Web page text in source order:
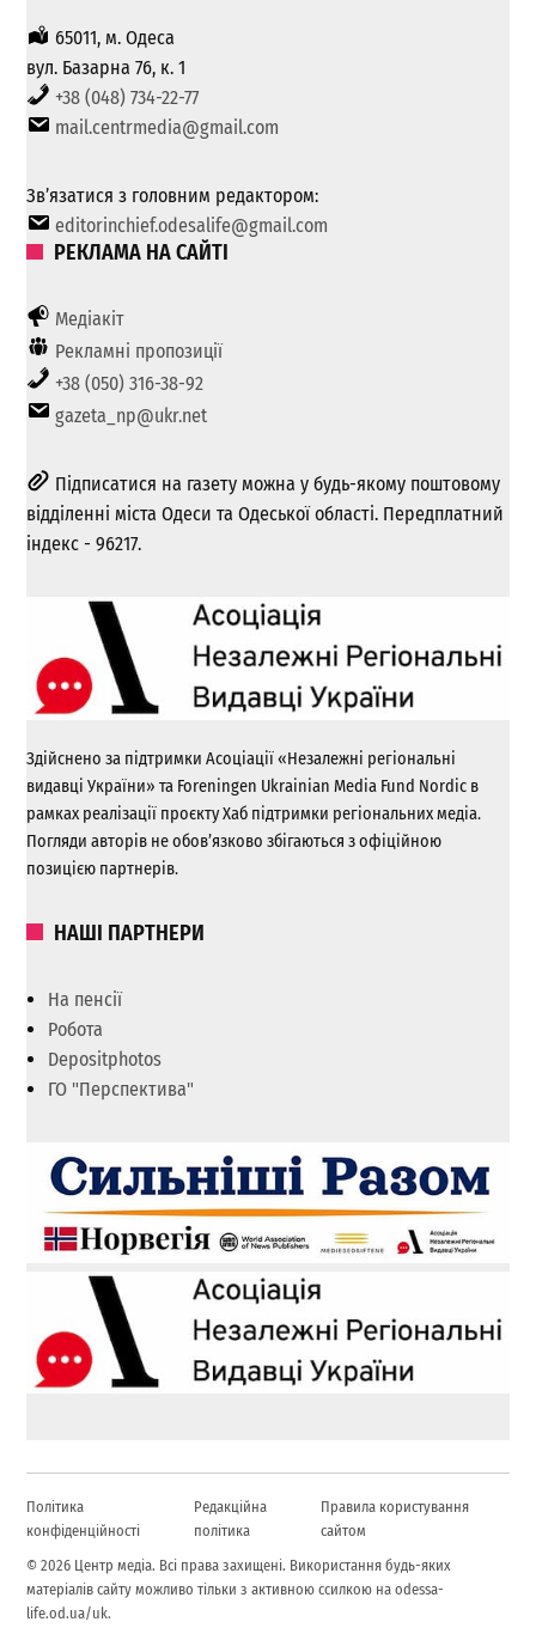
65011, м. Одеса
вул. Базарна 76, к. 1
+38 (048) 734-22-77
mail.centrmedia@gmail.com
Зв’язатися з головним редактором:
editorinchief.odesalife@gmail.com
РЕКЛАМА НА САЙТІ
Медіакіт
Рекламні пропозиції
+38 (050) 316-38-92
gazeta_np@ukr.net
Підписатися на газету можна у будь-якому поштовому
відділенні міста Одеси та Одеської області. Передплатний
індекс - 96217.
Здійснено за підтримки Асоціації «Незалежні регіональні
видавці України» та Foreningen Ukrainian Media Fund Nordic в
рамках реалізації проєкту Хаб підтримки регіональних медіа.
Погляди авторів не обов’язково збігаються з офіційною
позицією партнерів.
НАШІ ПАРТНЕРИ
На пенсії
Робота
Depositphotos
ГО "Перспектива"
Політика
конфіденційності
Редакційна
політика
Правила користування
сайтом
© 2026 Центр медіа. Всі права захищені. Використання будь-яких
матеріалів сайту можливо тільки з активною ссилкою на odessa-
life.od.ua/uk.